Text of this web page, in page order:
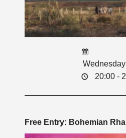
20:00 -
Free Entry: Bohemian